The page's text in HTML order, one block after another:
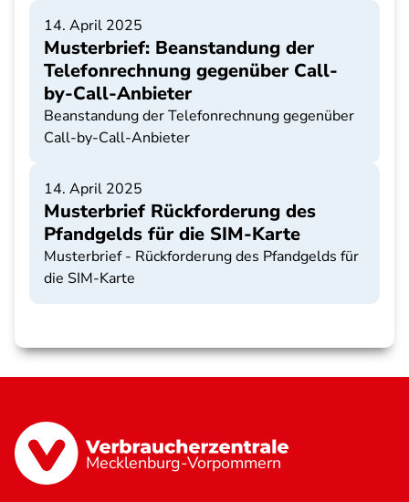
14. April 2025
Musterbrief: Beanstandung der
Telefonrechnung gegenüber Call-
by-Call-Anbieter
Beanstandung der Telefonrechnung gegenüber
Call-by-Call-Anbieter
14. April 2025
Musterbrief Rückforderung des
Pfandgelds für die SIM-Karte
Musterbrief - Rückforderung des Pfandgelds für
die SIM-Karte
Mecklenburg-Vorpommern